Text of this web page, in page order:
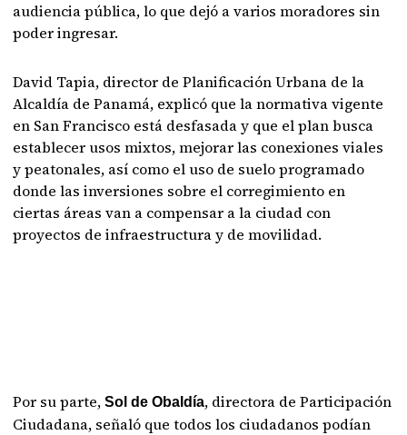
audiencia pública, lo que dejó a varios moradores sin
poder ingresar.
David Tapia, director de Planificación Urbana de la
Alcaldía de Panamá, explicó que la normativa vigente
en San Francisco está desfasada y que el plan busca
establecer usos mixtos, mejorar las conexiones viales
y peatonales, así como el uso de suelo programado
donde las inversiones sobre el corregimiento en
ciertas áreas van a compensar a la ciudad con
proyectos de infraestructura y de movilidad.
Por su parte,Sol de Obaldía, directora de Participación
Ciudadana, señaló que todos los ciudadanos podían